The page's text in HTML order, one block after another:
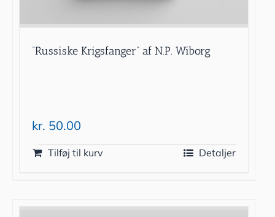
“Russiske Krigsfanger” af N.P. Wiborg
kr. 50.00
Tilføj til kurv Detaljer